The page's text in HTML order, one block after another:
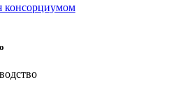
консорциумом